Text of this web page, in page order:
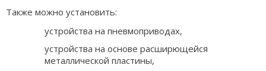
Также можно установить:
устройства на пневмоприводах,
устройства на основе расширющейся
металлической пластины,